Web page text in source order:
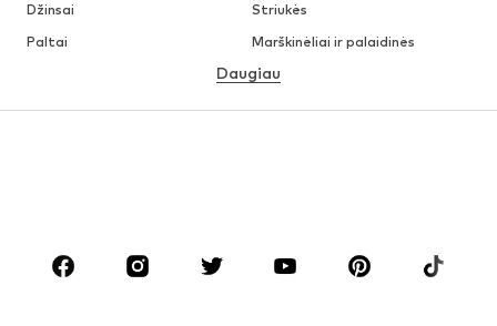
Džinsai
Striukės
Paltai
Marškinėliai ir palaidinės
Apatiniai
Sijonai
Palaidinės ir tunikos
Aksesuarai
Premium
Daugiau